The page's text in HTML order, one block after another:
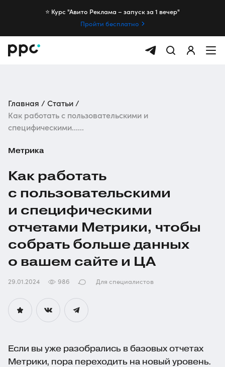
⭐️ Курс "Авито Реклама – запуск за 1 вечер"
Пройти бесплатно
Главная
Статьи
Как работать с пользовательскими и
специфическими......
Метрика
Как работать
с пользовательскими
и специфическими
отчетами Метрики, чтобы
собрать больше данных
о вашем сайте и ЦА
29.01.2024 986 Для специалистов
Если вы уже разобрались в базовых отчетах
Метрики, пора переходить на новый уровень.